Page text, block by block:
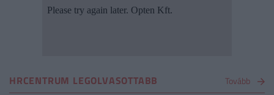
HRCENTRUM LEGOLVASOTTABB Tovább